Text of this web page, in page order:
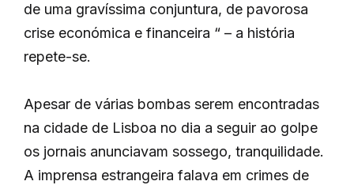
de uma gravíssima conjuntura, de pavorosa
crise económica e financeira “ – a história
repete-se.
Apesar de várias bombas serem encontradas
na cidade de Lisboa no dia a seguir ao golpe
os jornais anunciavam sossego, tranquilidade.
A imprensa estrangeira falava em crimes de